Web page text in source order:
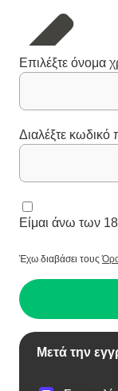
Επιλέξτε όνομα
Διαλέξτε
Είμαι άνω των
Έχω διαβάσει τους
Μετά την